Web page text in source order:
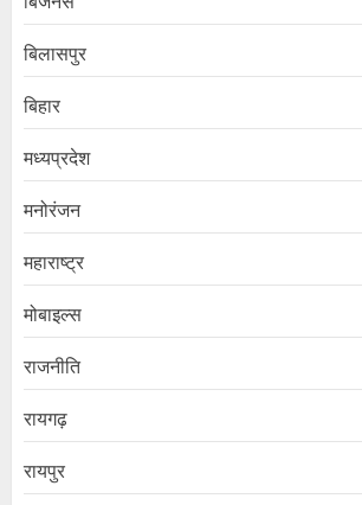
बिलासपुर
बिहार
मध्यप्रदेश
मनोरंजन
महाराष्ट्र
मोबाइल्स
राजनीति
रायगढ़
रायपुर